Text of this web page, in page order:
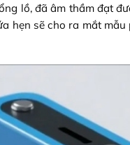
lồ, đã âm thầm đạt
hẹn sẽ cho ra mắt mẫu